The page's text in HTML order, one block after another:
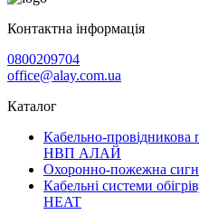
Контактна інформація
0800209704
office@alay.com.ua
Каталог
Кабельно-
НВП АЛАЙ
Охоронно-пожежна
Кабельні системи
HEAT